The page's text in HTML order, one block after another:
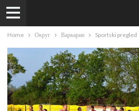
Home Округ Варварин Sportski pregled